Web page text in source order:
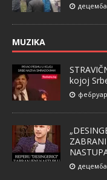
MUZIKA
kojoj